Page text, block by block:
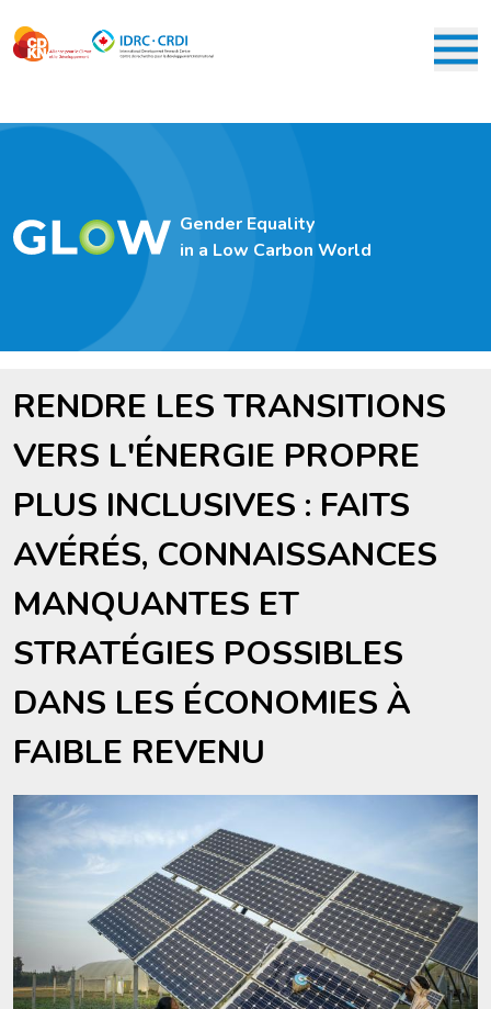
au
contenu
Gender Equality
in a Low Carbon World
RENDRE LES TRANSITIONS
VERS L'ÉNERGIE PROPRE
PLUS INCLUSIVES : FAITS
AVÉRÉS, CONNAISSANCES
MANQUANTES ET
STRATÉGIES POSSIBLES
DANS LES ÉCONOMIES À
FAIBLE REVENU